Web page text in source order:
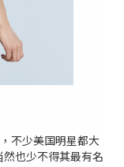
不少美国明星都大
也少不得其最有名